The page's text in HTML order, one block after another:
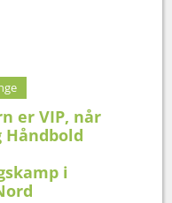
er VIP, når
Håndbold
i